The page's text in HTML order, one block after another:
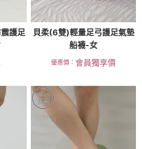
護足
貝柔(6雙)輕量足弓護足氣墊
船襪-女
優惠價： 會員獨享價